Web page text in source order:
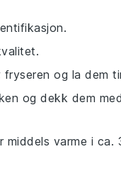
og la dem
og dekk dem
varme i ca.